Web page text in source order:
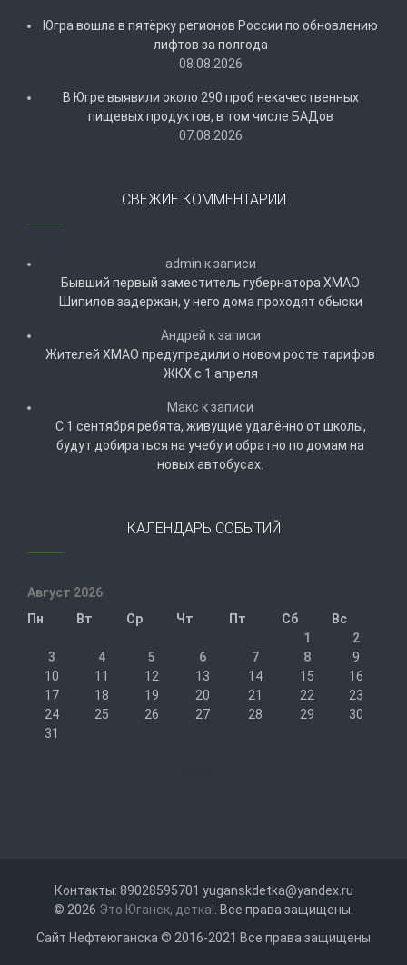
Югра вошла в пятёрку регионов России по обновлению
лифтов за полгода
08.08.2026
В Югре выявили около 290 проб некачественных
пищевых продуктов, в том числе БАДов
07.08.2026
СВЕЖИЕ КОММЕНТАРИИ
admin к записи
Бывший первый заместитель губернатора ХМАО
Шипилов задержан, у него дома проходят обыски
Андрей к записи
Жителей ХМАО предупредили о новом росте тарифов
ЖКХ с 1 апреля
Макс к записи
С 1 сентября ребята, живущие удалённо от школы,
будут добираться на учебу и обратно по домам на
новых автобусах.
КАЛЕНДАРЬ СОБЫТИЙ
Август 2026
Пн
Вт Ср Чт Пт Сб
Вс
1
2
3
4 5 6 7 8
9
10
11 12 13 14 15
16
17
18 19 20 21 22
23
24
25 26 27 28 29
30
31
Контакты: 89028595701 yuganskdetka@yandex.ru
© 2026 Это Юганск, детка! . Все права защищены.
Сайт Нефтеюганска © 2016-2021 Все права защищены